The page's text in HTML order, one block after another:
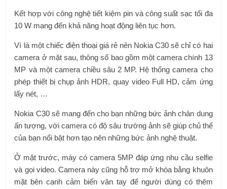
Kết hợp với công nghệ tiết kiệm pin và công suất sạc tối đa
10 W mang đến khả năng hoạt động liên tục hơn.
Vì là một chiếc điện thoại giá rẻ nên Nokia C30 sẽ chỉ có hai
camera ở mặt sau, thông số bao gồm một camera chính 13
MP và một camera chiều sâu 2 MP. Hệ thống camera cho
phép thiết bị chụp ảnh HDR, quay video Full HD, cảm ứng
lấy nét, …
Nokia C30 sẽ mang đến cho bạn những bức ảnh chân dung
ấn tượng, với camera có độ sâu trường ảnh sẽ giúp chủ thể
của bạn nổi bật hơn tạo nên những bức ảnh nghệ thuật.
Ở mặt trước, máy có camera 5MP đáp ứng nhu cầu selfie
và gọi video. Camera này cũng hỗ trợ mở khóa bằng khuôn
mặt bên cạnh cảm biến vân tay để người dùng có thêm